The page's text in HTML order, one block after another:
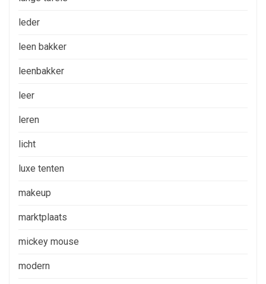
leder
leen bakker
leenbakker
leer
leren
licht
luxe tenten
makeup
marktplaats
mickey mouse
modern